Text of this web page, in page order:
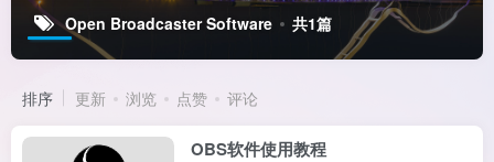
Open Broadcaster Software 共1篇
排序 更新 浏览 点赞 评论
OBS软件使用教程